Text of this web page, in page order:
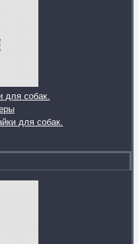
для собак.
для собак.